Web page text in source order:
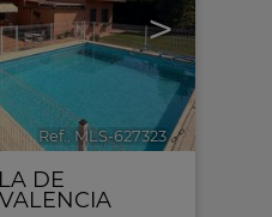
>
Ref.. MLS-627323 🔗
DE
VALENCIA